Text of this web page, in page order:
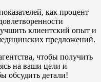
как процент
клиентский опыт и
предложений.
чтобы получить
на ваши цели и
обсудить детали!